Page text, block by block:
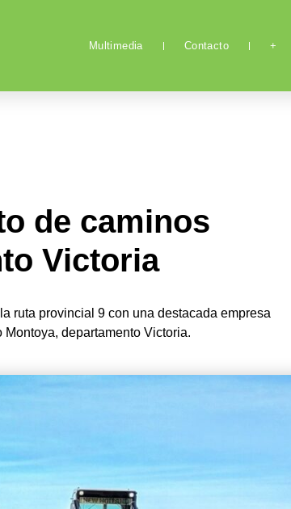
Multimedia Contacto +
de caminos
Victoria
ruta provincial 9 con una destacada empresa
departamento Victoria.